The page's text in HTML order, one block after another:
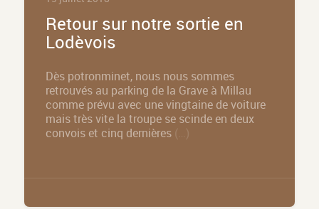
Retour sur notre sortie en
Lodèvois
Dès potronminet, nous nous sommes
retrouvés au parking de la Grave à Millau
comme prévu avec une vingtaine de voiture
mais très vite la troupe se scinde en deux
convois et cinq dernières (…)